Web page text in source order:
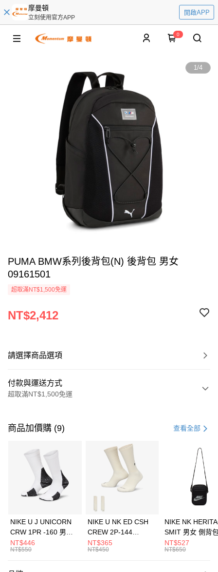
摩曼頓
立刻使用官方APP
開啟APP
0
1/4
PUMA BMW系列後背包(N) 後背包 男女
09161501
超取滿NT$1,500免運
NT$2,412
請選擇商品選項
付款與運送方式
超取滿NT$1,500免運
信用卡一次付款
3 期 0 利率 每期 21家銀行
合作金庫商業銀行
第一商業銀行
華南商業銀行
彰化商業銀行
上海商業儲蓄銀行
元大商業銀行
Apple Pay
全盈+PAY
AFTEE先享後付
商品加價購 (9) 查看全部
NIKE U J UNICORN
CRW 1PR -160 男女
中統襪 FZ3393100
NT$446
NT$550
NIKE U NK ED CSH
CREW 2P-144
EMBRDY 男女 短統襪
FZ3073133
NT$365
NT$450
NIKE NK
SMIT 男女 側背
BA5871010
NT$527
NT$650